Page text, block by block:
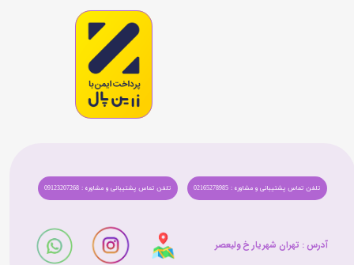
تلفن تماس پشتیبانی و مشاوره : 09123207268 تلفن تماس پشتیبانی و مشاوره : 02165278985
آدرس : تهران شهریار خ ولیعصر​​​​​​​